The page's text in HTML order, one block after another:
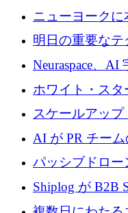
額 8 億 7,800
ニューヨーク
Modal Labsが
明日の重要な
ニクスのスケー
Neuraspace、
トフォームの
ホワイト・ス
タートアップを
ために2億
スケールアッ
の投資を行い、
を共同主導
AI が PR チー
ります
パッシブドロー
Monava が資金
Shiplog が B2B
ジェンスを構築